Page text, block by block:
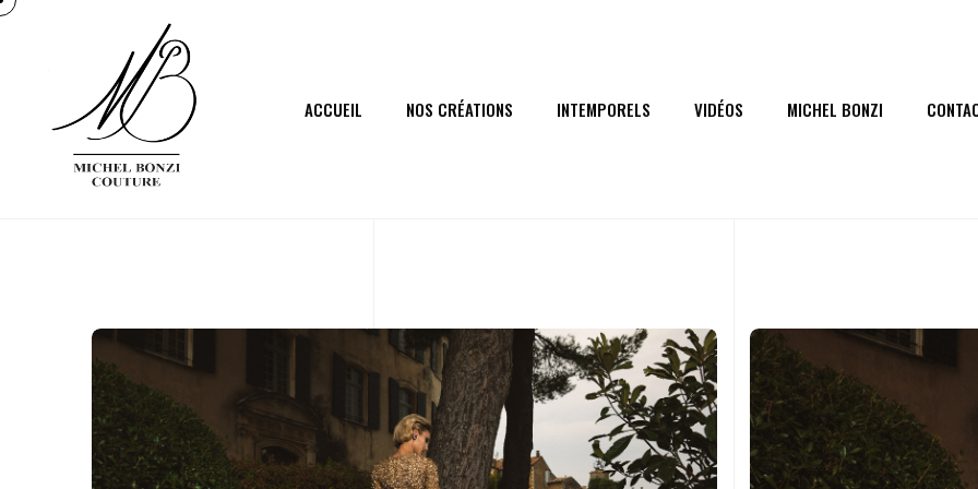
ACCUEIL NOS CRÉATIONS INTEMPORELS VIDÉOS MICHEL BONZI